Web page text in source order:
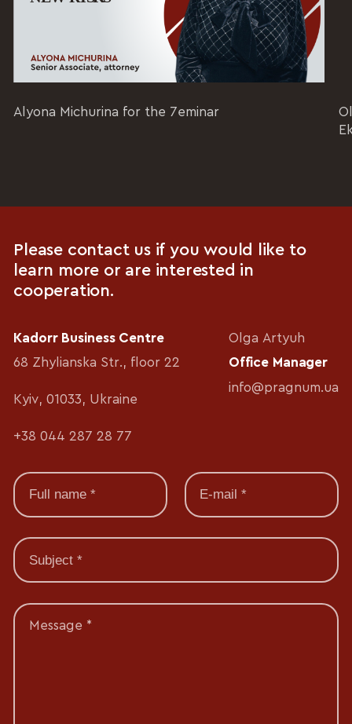
Alyona Michurina for the 7eminar
Please contact us if you would like to
learn more or are interested in
cooperation.
Kadorr Business Centre
68 Zhylianska Str., floor 22
Kyiv, 01033, Ukraine
+38 044 287 28 77
Olga Artyuh
Office Manager
info@pragnum.ua
Message *